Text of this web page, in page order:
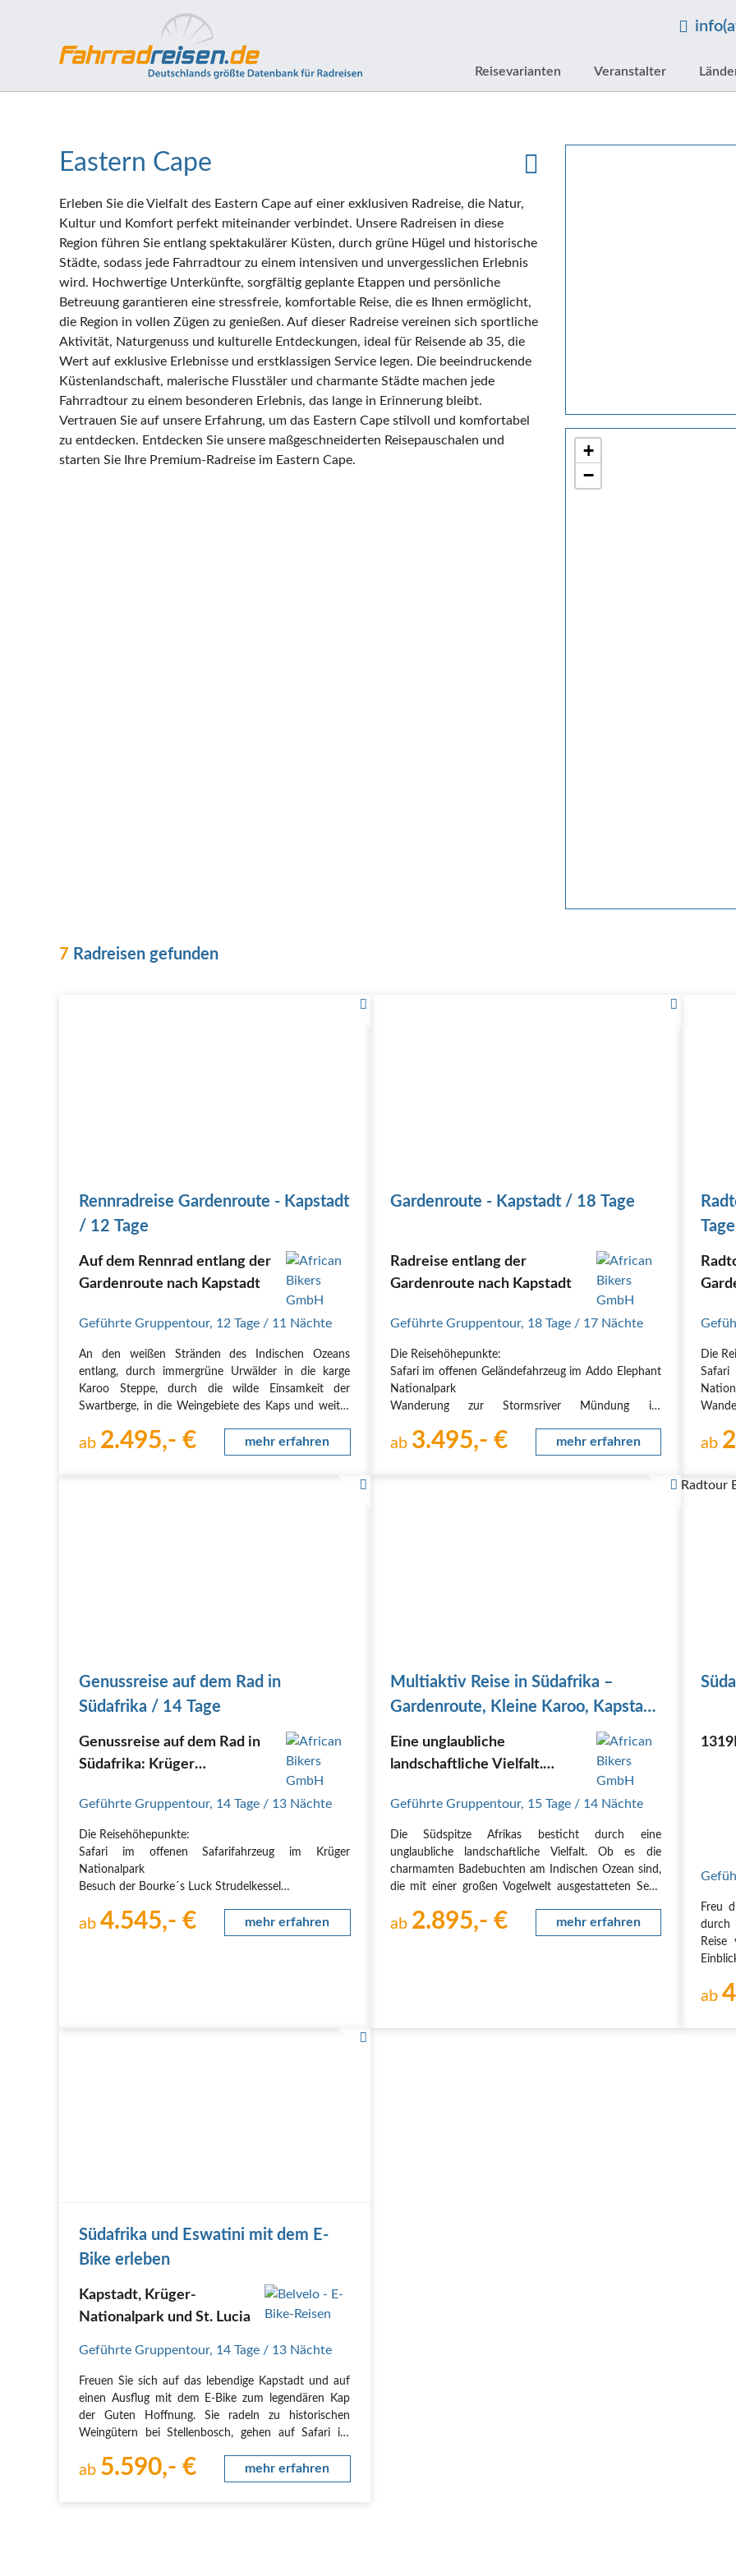
Reisevarianten Veranstalter
+
−
Eastern Cape
Erleben Sie die Vielfalt des Eastern Cape auf einer exklusiven Radreise, die Natur,
Kultur und Komfort perfekt miteinander verbindet. Unsere Radreisen in diese
Region führen Sie entlang spektakulärer Küsten, durch grüne Hügel und historische
Städte, sodass jede Fahrradtour zu einem intensiven und unvergesslichen Erlebnis
wird. Hochwertige Unterkünfte, sorgfältig geplante Etappen und persönliche
Betreuung garantieren eine stressfreie, komfortable Reise, die es Ihnen ermöglicht,
die Region in vollen Zügen zu genießen. Auf dieser Radreise vereinen sich sportliche
Aktivität, Naturgenuss und kulturelle Entdeckungen, ideal für Reisende ab 35, die
Wert auf exklusive Erlebnisse und erstklassigen Service legen. Die beeindruckende
Küstenlandschaft, malerische Flusstäler und charmante Städte machen jede
Fahrradtour zu einem besonderen Erlebnis, das lange in Erinnerung bleibt.
Vertrauen Sie auf unsere Erfahrung, um das Eastern Cape stilvoll und komfortabel
zu entdecken. Entdecken Sie unsere maßgeschneiderten Reisepauschalen und
starten Sie Ihre Premium-Radreise im Eastern Cape.
7 Radreisen gefunden
Rennradreise Gardenroute - Kapstadt
/ 12 Tage
Auf dem Rennrad entlang der
Gardenroute nach Kapstadt
Geführte Gruppentour, 12 Tage / 11 Nächte
An den weißen Stränden des Indischen Ozeans
entlang, durch immergrüne Urwälder in die karge
Karoo Steppe, durch die wilde Einsamkeit der
Swartberge, in die Weingebiete des Kaps und weiter
Kapstadt. Bergpässe, einsame Schluchten,
ab 2.495,- € mehr erfahren
Gardenroute - Kapstadt / 18 Tage
Radreise entlang der
Gardenroute nach Kapstadt
Geführte Gruppentour, 18 Tage / 17 Nächte
Die Reisehöhepunkte:
Safari im offenen Geländefahrzeug im Addo Elephant
Nationalpark
Wanderung zur Stormsriver Mündung im
Radtour durch den Regenwald im Bloukranstal
Baden im Indischen Ozean am menschenleeren
ab 3.495,- € mehr erfahren
Tage
Die
ab
Genussreise auf dem Rad in
Südafrika / 14 Tage
Genussreise auf dem Rad in
Südafrika: Krüger
Kapstadt
Geführte Gruppentour, 14 Tage / 13 Nächte
Die Reisehöhepunkte:
Safari im offenen Safarifahrzeug im Krüger
Nationalpark
Besuch der Bourke´s Luck Strudelkessel
Rondavel Aussichtspunkt
Wanderung zur Stormsriver Mündung im
ab 4.545,- € mehr erfahren
Multiaktiv Reise in Südafrika –
Gardenroute, Kleine Karoo, Kapstadt
| 15 Tage
Eine unglaubliche
landschaftliche Vielfalt.
und Seen
Geführte Gruppentour, 15 Tage / 14 Nächte
Die Südspitze Afrikas besticht durch eine
unglaubliche landschaftliche Vielfalt. Ob es die
charmamten Badebuchten am Indischen Ozean sind,
die mit einer großen Vogelwelt ausgestatteten Seen
2000m hohen Swart und Outeniquaberge der
ab 2.895,- € mehr erfahren
Radtour
Freu
durch
ab
Südafrika und Eswatini mit dem E-
Bike erleben
Kapstadt, Krüger-
Nationalpark und St. Lucia
Geführte Gruppentour, 14 Tage / 13 Nächte
Freuen Sie sich auf das lebendige Kapstadt und auf
einen Ausflug mit dem E-Bike zum legendären Kap
der Guten Hoffnung. Sie radeln zu historischen
Weingütern bei Stellenbosch, gehen auf Safari im
Eswatini und übernachten komfortabel in einer…
ab 5.590,- € mehr erfahren